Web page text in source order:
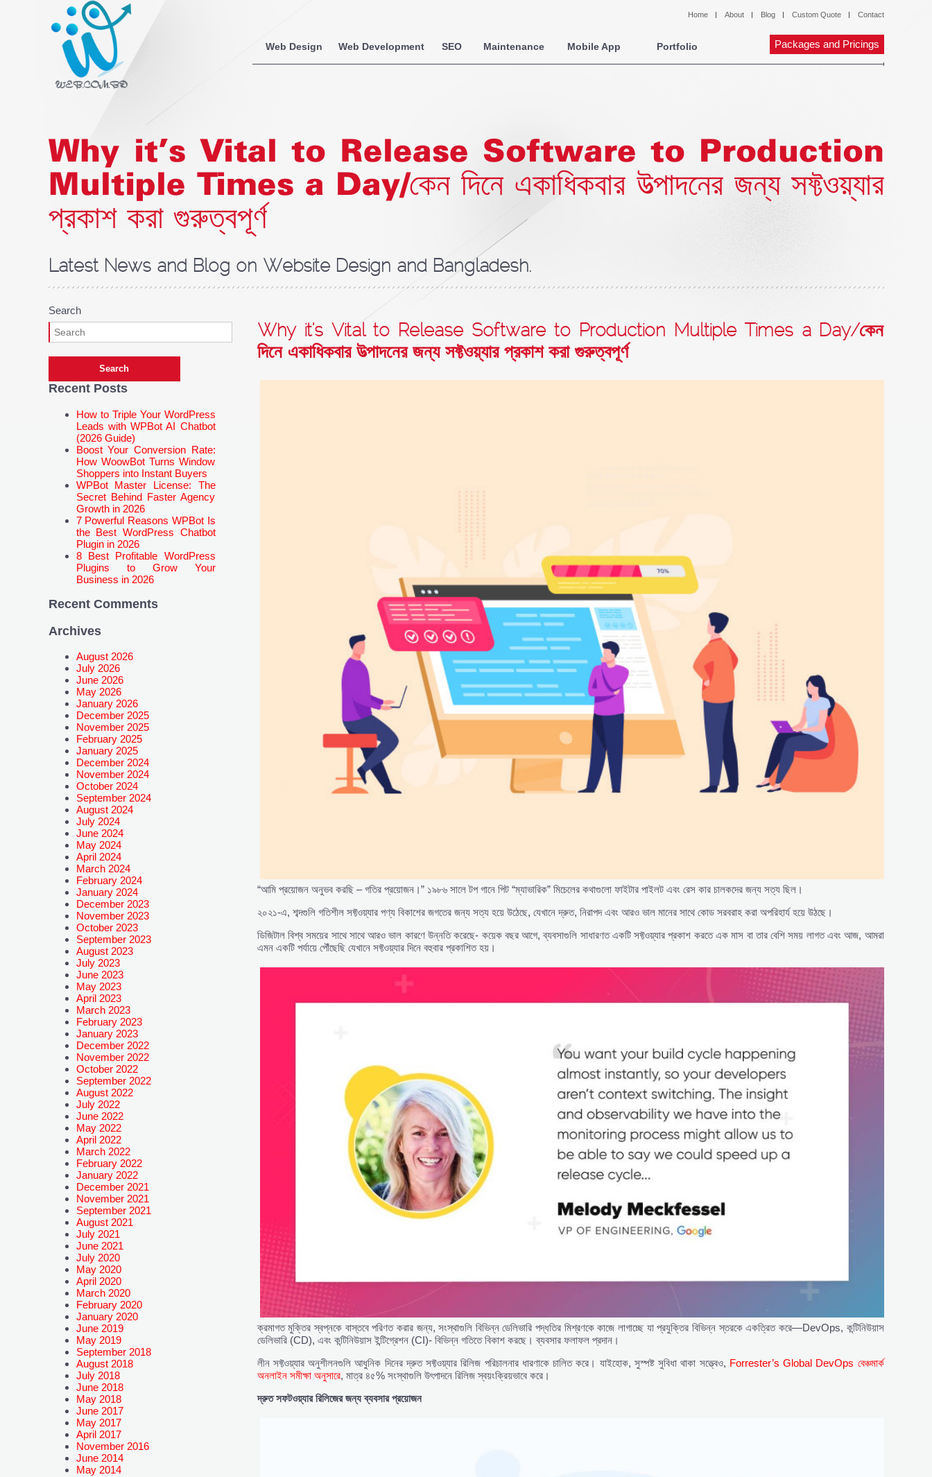
Home About Blog Custom Quote Contact
Web Design Web Development SEO Maintenance Mobile App Portfolio Packages and Pricings
Why it’s Vital to Release Software to Production
Multiple Times a Day/কেন দিনে একাধিকবার উত্পাদনের জন্য সফ্টওয়্যার
প্রকাশ করা গুরুত্বপূর্ণ
Latest News and Blog on Website Design and Bangladesh.
Search
Recent Posts
How to Triple Your WordPress
Leads with WPBot AI Chatbot
(2026 Guide)
Boost Your Conversion Rate:
How WoowBot Turns Window
Shoppers into Instant Buyers
WPBot Master License: The
Secret Behind Faster Agency
Growth in 2026
7 Powerful Reasons WPBot Is
the Best WordPress Chatbot
Plugin in 2026
8 Best Profitable WordPress
Plugins to Grow Your
Business in 2026
Recent Comments
Archives
August 2026
July 2026
June 2026
May 2026
January 2026
December 2025
November 2025
February 2025
January 2025
December 2024
November 2024
October 2024
September 2024
August 2024
July 2024
June 2024
May 2024
April 2024
March 2024
February 2024
January 2024
December 2023
November 2023
October 2023
September 2023
August 2023
July 2023
June 2023
May 2023
April 2023
March 2023
February 2023
January 2023
December 2022
November 2022
October 2022
September 2022
August 2022
July 2022
June 2022
May 2022
April 2022
March 2022
February 2022
January 2022
December 2021
November 2021
September 2021
August 2021
July 2021
June 2021
July 2020
May 2020
April 2020
March 2020
February 2020
January 2020
June 2019
May 2019
September 2018
August 2018
July 2018
June 2018
May 2018
June 2017
May 2017
April 2017
November 2016
June 2014
May 2014
Why it’s Vital to Release Software to Production Multiple Times a Day/কেন
দিনে একাধিকবার উত্পাদনের জন্য সফ্টওয়্যার প্রকাশ করা গুরুত্বপূর্ণ
“আমি প্রয়োজন অনুভব করছি – গতির প্রয়োজন।” ১৯৮৬ সালে টপ গানে পিট “ম্যাভারিক” মিচেলের কথাগুলো ফাইটার পাইলট এবং রেস কার চালকদের জন্য সত্য ছিল।
২০২১-এ, শব্দগুলি গতিশীল সফ্টওয়্যার পণ্য বিকাশের জগতের জন্য সত্য হয়ে উঠেছে, যেখানে দ্রুত, নিরাপদ এবং আরও ভাল মানের সাথে কোড সরবরাহ করা অপরিহার্য হয়ে উঠছে।
ডিজিটাল বিশ্ব সময়ের সাথে সাথে আরও ভাল কারণে উন্নতি করেছে- কয়েক বছর আগে, ব্যবসাগুলি সাধারণত একটি সফ্টওয়্যার প্রকাশ করতে এক মাস বা তার বেশি সময় লাগত এবং আজ, আমরা
এমন একটি পর্যায়ে পৌঁছেছি যেখানে সফ্টওয়্যার দিনে বহুবার প্রকাশিত হয়।
ক্রমাগত মুক্তির স্বপ্নকে বাস্তবে পরিণত করার জন্য, সংস্থাগুলি বিভিন্ন ডেলিভারি পদ্ধতির মিশ্রণকে কাজে লাগাচ্ছে যা প্রযুক্তির বিভিন্ন স্তরকে একত্রিত করে—DevOps, কন্টিনিউয়াস
ডেলিভারি (CD), এবং কন্টিনিউয়াস ইন্টিগ্রেশন (CI)- বিভিন্ন গতিতে বিকাশ করছে। ব্যবসার ফলাফল প্রদান।
লীন সফ্টওয়্যার অনুশীলনগুলি আধুনিক দিনের দ্রুত সফ্টওয়্যার রিলিজ পরিচালনার ধারণাকে চালিত করে। যাইহোক, সুস্পষ্ট সুবিধা থাকা সত্ত্বেও, Forrester’s Global DevOps বেঞ্চমার্ক
অনলাইন সমীক্ষা অনুসারে, মাত্র ৪৫% সংস্থাগুলি উৎপাদনে রিলিজ স্বয়ংক্রিয়ভাবে করে।
দ্রুতসফটওয়্যাররিলিজেরজন্যব্যবসারপ্রয়োজন